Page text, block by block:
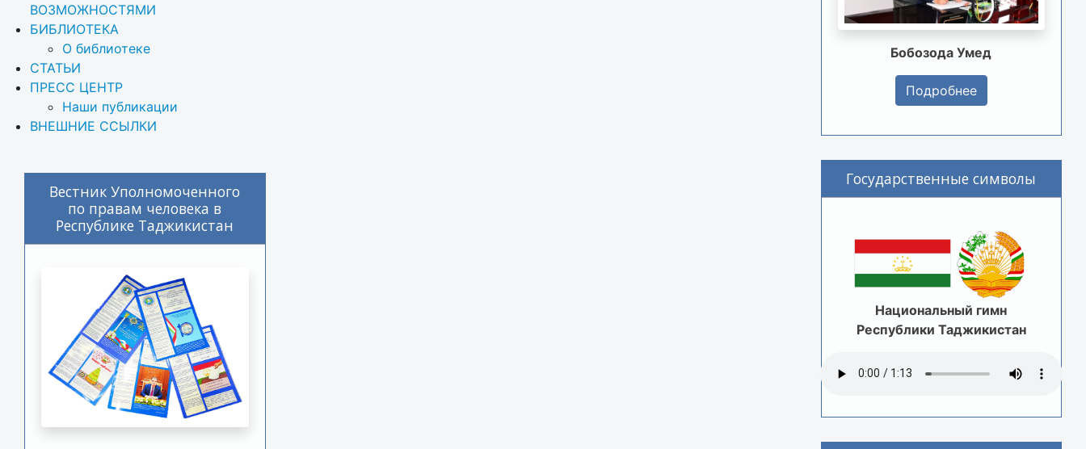
ВОЗМОЖНОСТЯМИ
БИБЛИОТЕКА
О библиотеке
СТАТЬИ
ПРЕСС ЦЕНТР
Наши публикации
ВНЕШНИЕ ССЫЛКИ
Вестник Уполномоченного
по правам человека в
Республике Таджикистан
Бобозода Умед
Подробнее
Государственные символы
Национальный гимн
Республики Таджикистан